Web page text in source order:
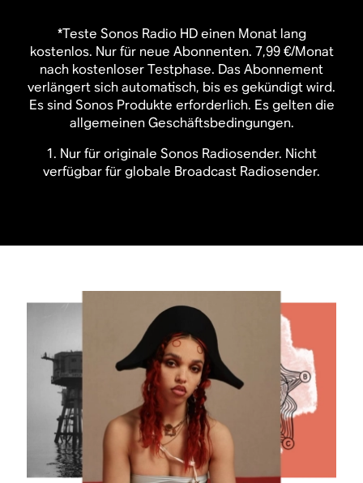
*Teste Sonos Radio HD einen Monat lang
kostenlos. Nur für neue Abonnenten. 7,99 €/Monat
nach kostenloser Testphase. Das Abonnement
verlängert sich automatisch, bis es gekündigt wird.
Es sind Sonos Produkte erforderlich. Es gelten die
allgemeinen Geschäftsbedingungen.
1. Nur für originale Sonos Radiosender. Nicht
verfügbar für globale Broadcast Radiosender.